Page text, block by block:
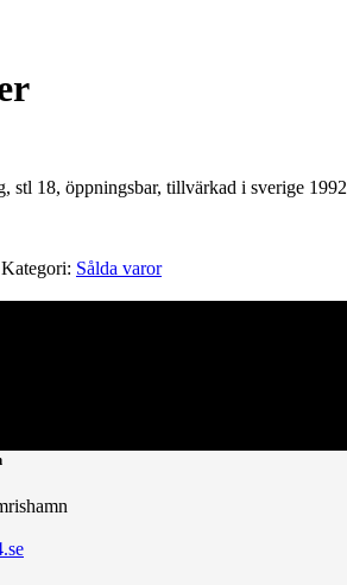
stl 18, öppningsbar, tillvärkad i sverige 1992
Kategori: Sålda varor